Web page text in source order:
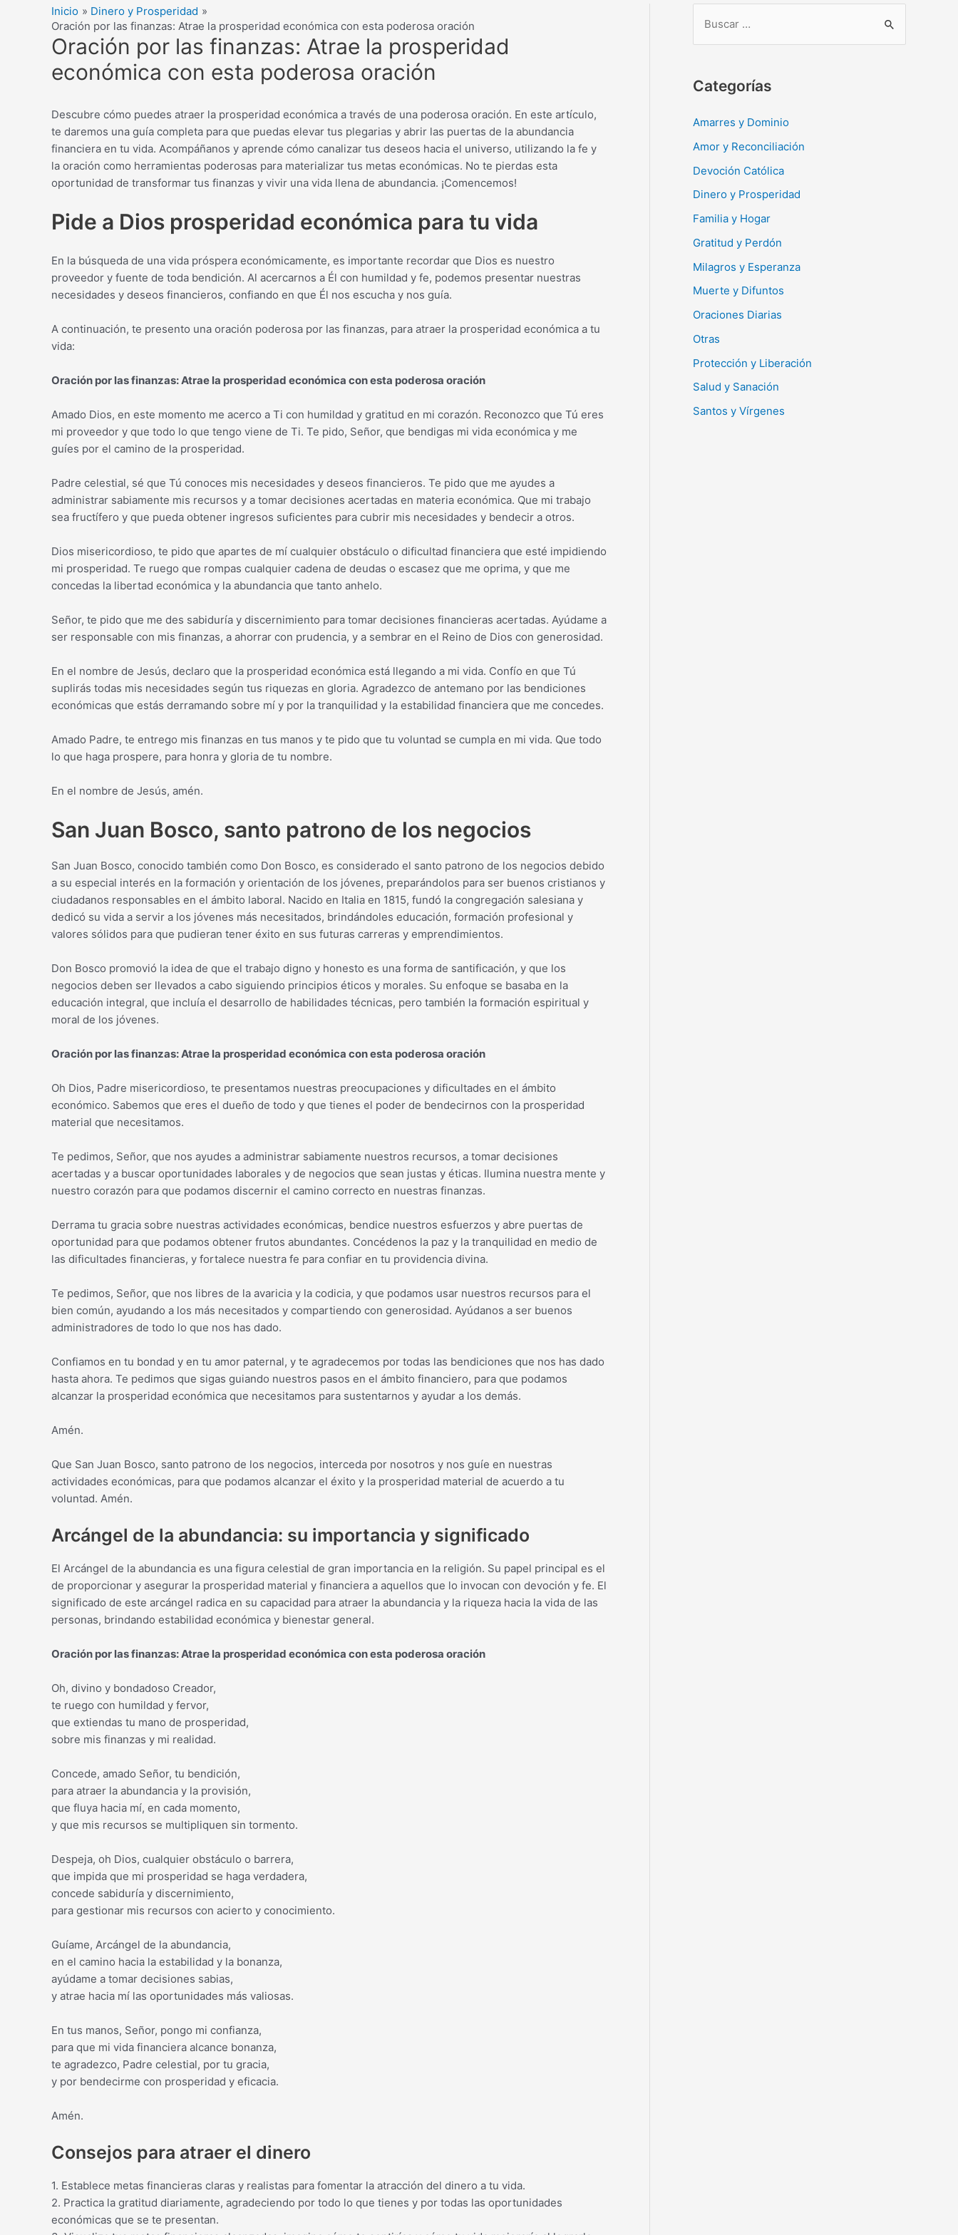
Inicio
Dinero y Prosperidad
Oración por las finanzas: Atrae la prosperidad económica con esta poderosa oración
Oración por las finanzas: Atrae la prosperidad
económica con esta poderosa oración
Descubre cómo puedes atraer la prosperidad económica a través de una poderosa oración. En este artículo,
te daremos una guía completa para que puedas elevar tus plegarias y abrir las puertas de la abundancia
financiera en tu vida. Acompáñanos y aprende cómo canalizar tus deseos hacia el universo, utilizando la fe y
la oración como herramientas poderosas para materializar tus metas económicas. No te pierdas esta
oportunidad de transformar tus finanzas y vivir una vida llena de abundancia. ¡Comencemos!
Pide a Dios prosperidad económica para tu vida
En la búsqueda de una vida próspera económicamente, es importante recordar que Dios es nuestro
proveedor y fuente de toda bendición. Al acercarnos a Él con humildad y fe, podemos presentar nuestras
necesidades y deseos financieros, confiando en que Él nos escucha y nos guía.
A continuación, te presento una oración poderosa por las finanzas, para atraer la prosperidad económica a tu
vida:
Oración por las finanzas: Atrae la prosperidad económica con esta poderosa oración
Amado Dios, en este momento me acerco a Ti con humildad y gratitud en mi corazón. Reconozco que Tú eres
mi proveedor y que todo lo que tengo viene de Ti. Te pido, Señor, que bendigas mi vida económica y me
guíes por el camino de la prosperidad.
Padre celestial, sé que Tú conoces mis necesidades y deseos financieros. Te pido que me ayudes a
administrar sabiamente mis recursos y a tomar decisiones acertadas en materia económica. Que mi trabajo
sea fructífero y que pueda obtener ingresos suficientes para cubrir mis necesidades y bendecir a otros.
Dios misericordioso, te pido que apartes de mí cualquier obstáculo o dificultad financiera que esté impidiendo
mi prosperidad. Te ruego que rompas cualquier cadena de deudas o escasez que me oprima, y que me
concedas la libertad económica y la abundancia que tanto anhelo.
Señor, te pido que me des sabiduría y discernimiento para tomar decisiones financieras acertadas. Ayúdame a
ser responsable con mis finanzas, a ahorrar con prudencia, y a sembrar en el Reino de Dios con generosidad.
En el nombre de Jesús, declaro que la prosperidad económica está llegando a mi vida. Confío en que Tú
suplirás todas mis necesidades según tus riquezas en gloria. Agradezco de antemano por las bendiciones
económicas que estás derramando sobre mí y por la tranquilidad y la estabilidad financiera que me concedes.
Amado Padre, te entrego mis finanzas en tus manos y te pido que tu voluntad se cumpla en mi vida. Que todo
lo que haga prospere, para honra y gloria de tu nombre.
En el nombre de Jesús, amén.
San Juan Bosco, santo patrono de los negocios
San Juan Bosco, conocido también como Don Bosco, es considerado el santo patrono de los negocios debido
a su especial interés en la formación y orientación de los jóvenes, preparándolos para ser buenos cristianos y
ciudadanos responsables en el ámbito laboral. Nacido en Italia en 1815, fundó la congregación salesiana y
dedicó su vida a servir a los jóvenes más necesitados, brindándoles educación, formación profesional y
valores sólidos para que pudieran tener éxito en sus futuras carreras y emprendimientos.
Don Bosco promovió la idea de que el trabajo digno y honesto es una forma de santificación, y que los
negocios deben ser llevados a cabo siguiendo principios éticos y morales. Su enfoque se basaba en la
educación integral, que incluía el desarrollo de habilidades técnicas, pero también la formación espiritual y
moral de los jóvenes.
Oración por las finanzas: Atrae la prosperidad económica con esta poderosa oración
Oh Dios, Padre misericordioso, te presentamos nuestras preocupaciones y dificultades en el ámbito
económico. Sabemos que eres el dueño de todo y que tienes el poder de bendecirnos con la prosperidad
material que necesitamos.
Te pedimos, Señor, que nos ayudes a administrar sabiamente nuestros recursos, a tomar decisiones
acertadas y a buscar oportunidades laborales y de negocios que sean justas y éticas. Ilumina nuestra mente y
nuestro corazón para que podamos discernir el camino correcto en nuestras finanzas.
Derrama tu gracia sobre nuestras actividades económicas, bendice nuestros esfuerzos y abre puertas de
oportunidad para que podamos obtener frutos abundantes. Concédenos la paz y la tranquilidad en medio de
las dificultades financieras, y fortalece nuestra fe para confiar en tu providencia divina.
Te pedimos, Señor, que nos libres de la avaricia y la codicia, y que podamos usar nuestros recursos para el
bien común, ayudando a los más necesitados y compartiendo con generosidad. Ayúdanos a ser buenos
administradores de todo lo que nos has dado.
Confiamos en tu bondad y en tu amor paternal, y te agradecemos por todas las bendiciones que nos has dado
hasta ahora. Te pedimos que sigas guiando nuestros pasos en el ámbito financiero, para que podamos
alcanzar la prosperidad económica que necesitamos para sustentarnos y ayudar a los demás.
Amén.
Que San Juan Bosco, santo patrono de los negocios, interceda por nosotros y nos guíe en nuestras
actividades económicas, para que podamos alcanzar el éxito y la prosperidad material de acuerdo a tu
voluntad. Amén.
Arcángel de la abundancia: su importancia y significado
El Arcángel de la abundancia es una figura celestial de gran importancia en la religión. Su papel principal es el
de proporcionar y asegurar la prosperidad material y financiera a aquellos que lo invocan con devoción y fe. El
significado de este arcángel radica en su capacidad para atraer la abundancia y la riqueza hacia la vida de las
personas, brindando estabilidad económica y bienestar general.
Oración por las finanzas: Atrae la prosperidad económica con esta poderosa oración
Oh, divino y bondadoso Creador,
te ruego con humildad y fervor,
que extiendas tu mano de prosperidad,
sobre mis finanzas y mi realidad.
Concede, amado Señor, tu bendición,
para atraer la abundancia y la provisión,
que fluya hacia mí, en cada momento,
y que mis recursos se multipliquen sin tormento.
Despeja, oh Dios, cualquier obstáculo o barrera,
que impida que mi prosperidad se haga verdadera,
concede sabiduría y discernimiento,
para gestionar mis recursos con acierto y conocimiento.
Guíame, Arcángel de la abundancia,
en el camino hacia la estabilidad y la bonanza,
ayúdame a tomar decisiones sabias,
y atrae hacia mí las oportunidades más valiosas.
En tus manos, Señor, pongo mi confianza,
para que mi vida financiera alcance bonanza,
te agradezco, Padre celestial, por tu gracia,
y por bendecirme con prosperidad y eficacia.
Amén.
Consejos para atraer el dinero
1. Establece metas financieras claras y realistas para fomentar la atracción del dinero a tu vida.
2. Practica la gratitud diariamente, agradeciendo por todo lo que tienes y por todas las oportunidades
económicas que se te presentan.
c
r
Categorías
Amarres y Dominio
Amor y Reconciliación
Devoción Católica
Dinero y Prosperidad
Familia y Hogar
Gratitud y Perdón
Milagros y Esperanza
Muerte y Difuntos
Oraciones Diarias
Otras
Protección y Liberación
Salud y Sanación
Santos y Vírgenes